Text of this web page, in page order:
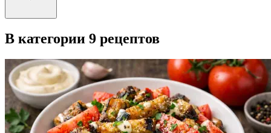
В категории 9 рецептов